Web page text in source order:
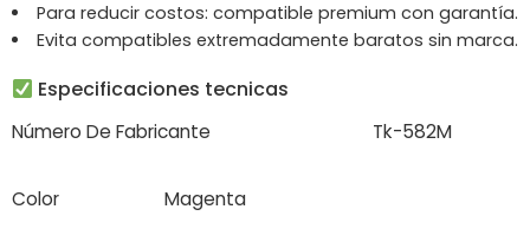
Para reducir costos: compatible premium con garantía.
Evita compatibles extremadamente baratos sin marca.
Especificaciones tecnicas
Número De Fabricante Tk-582M
Color
Magenta